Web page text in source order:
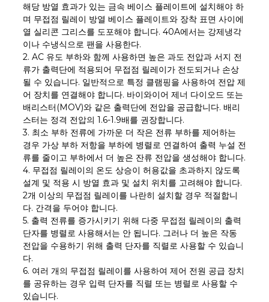
해당 방열 효과가 있는 금속 베이스 플레이트에 설치해야 하
며 무접점 릴레이 방열 베이스 플레이트와 장착 표면 사이에
열 실리콘 그리스를 도포해야 합니다. 40A에서는 강제냉각
이나 수냉식으로 팬을 사용한다.
2. AC 유도 부하와 함께 사용하면 높은 과도 전압과 서지 전
류가 출력단에 적용되어 무접점 릴레이가 전도되거나 손상
될 수 있습니다. 일반적으로 특정 클램핑을 사용하여 전압 제
어 장치를 연결해야 합니다. 바이와이어 제너 다이오드 또는
배리스터(MOV)와 같은 출력단에 전압을 공급합니다. 배리
스터는 정격 전압의 1.6-1.9배를 권장합니다.
3. 최소 부하 전류에 가까운 더 작은 전류 부하를 제어하는 ​​
경우 가상 부하 저항을 부하에 병렬로 연결하여 출력 누설 전
류를 줄이고 부하에서 더 높은 잔류 전압을 생성해야 합니다.
4. 무접점 릴레이의 온도 상승이 허용값을 초과하지 않도록
설계 및 적용 시 방열 효과 및 설치 위치를 고려해야 합니다.
2개 이상의 무접점 릴레이를 나란히 설치할 경우 적절합니
다. 간격을 두어야 합니다.
5. 출력 전류를 증가시키기 위해 다중 무접점 릴레이의 출력
단자를 병렬로 사용해서는 안 됩니다. 그러나 더 높은 작동
전압을 수용하기 위해 출력 단자를 직렬로 사용할 수 있습니
다.
6. 여러 개의 무접점 릴레이를 사용하여 제어 전원 공급 장치
를 공유하는 경우 입력 단자를 직렬 또는 병렬로 사용할 수
있습니다.